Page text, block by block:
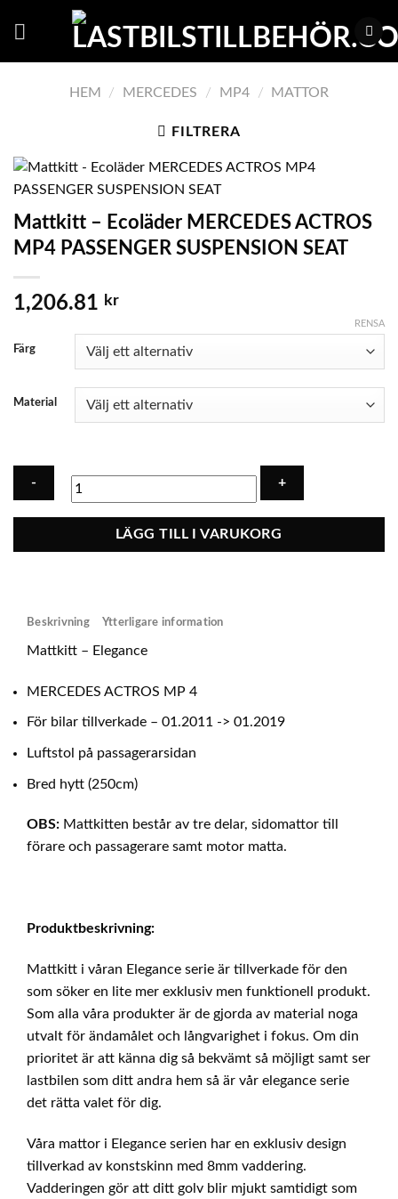
HEM / MERCEDES / MP4 / MATTOR
FILTRERA
Mattkitt – Ecoläder MERCEDES ACTROS
MP4 PASSENGER SUSPENSION SEAT
1,206.81 kr
Färg
Material
RENSA
MP4
PASSENGER
SEAT
LÄGG TILL I VARUKORG
Beskrivning Ytterligare information
Mattkitt – Elegance
MERCEDES ACTROS MP 4
För bilar tillverkade – 01.2011 -> 01.2019
Luftstol på passagerarsidan
Bred hytt (250cm)
OBS: Mattkitten består av tre delar, sidomattor till
förare och passagerare samt motor matta.
Produktbeskrivning:
Mattkitt i våran Elegance serie är tillverkade för den
som söker en lite mer exklusiv men funktionell produkt.
Som alla våra produkter är de gjorda av material noga
utvalt för ändamålet och långvarighet i fokus. Om din
prioritet är att känna dig så bekvämt så möjligt samt ser
lastbilen som ditt andra hem så är vår elegance serie
det rätta valet för dig.
Våra mattor i Elegance serien har en exklusiv design
tillverkad av konstskinn med 8mm vaddering.
Vadderingen gör att ditt golv blir mjukt samtidigt som